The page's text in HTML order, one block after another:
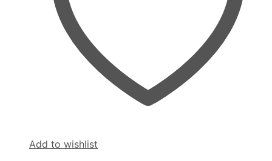
Add to wishlist